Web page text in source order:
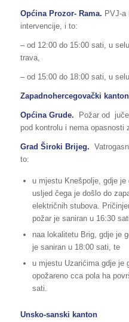
Općina Prozor- Rama. PVJ-a
intervencije, i to:
– od 12:00 do 15:00 sati, u
trava,
– od 15:00 do 18:00 sati, u
Zapadnohercegovački kanton
Općina Grude.
Požar od
pod kontrolu i nema opasnosti
Grad Široki Brijeg.
to:
u mjestu Knešpolje, gdje je
usljed čega je došlo do
električnih stubova.
požar je saniran u 16:30 sati,
naa lokalitetu Brig, gdje je
je saniran u 18:00 sati, te
u mjestu Uzarićima gdje je
opožareno cca pola ha
sati.
Unsko-sanski kanton